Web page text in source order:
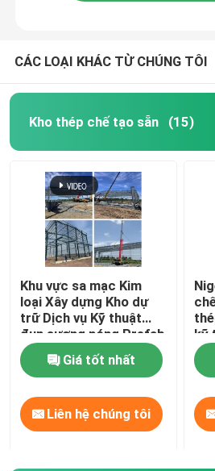
CÁC LOẠI KHÁC TỪ CHÚNG TÔI
Kho thép chế tạo sẵn (15)
Khu vực sa mạc Kim
loại Xây dựng Kho dự
trữ Dịch vụ Kỹ thuật
đun sương nóng Prefab
Steel Warehouse Thiết
kế khung thép Xây
dựng lưu trữ mô-đun
Giải pháp
Giá tốt nhất
Liên hệ chúng tôi
kỹ